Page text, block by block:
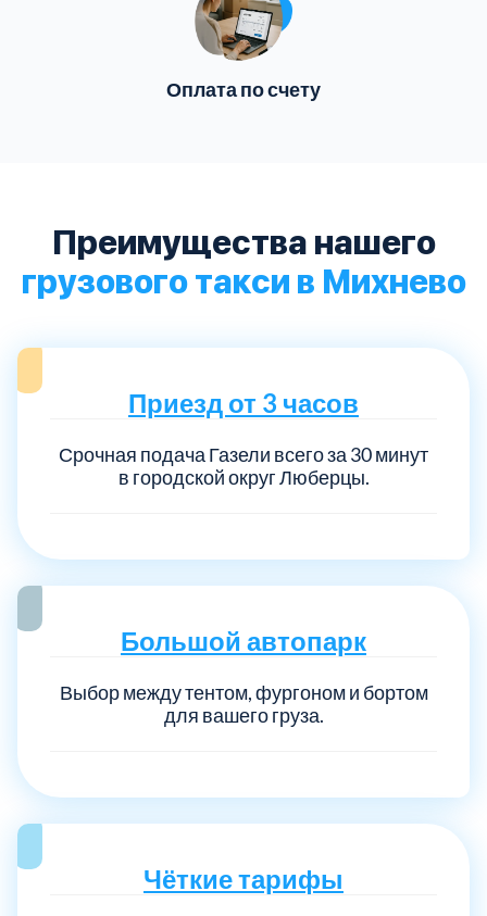
Оплата по счету
Преимущества нашего
грузового такси в Михнево
Приезд от 3 часов
Срочная подача Газели всего за 30 минут
в городской округ Люберцы.
Большой автопарк
Выбор между тентом, фургоном и бортом
для вашего груза.
Чёткие тарифы